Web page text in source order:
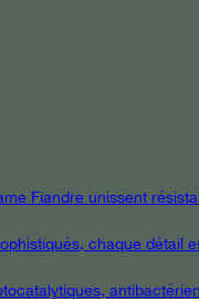
Fiandre unissent
chaque détail